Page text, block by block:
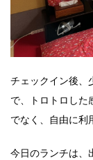
チェックイン後、
で、トロトロした
でなく、自由に利
今日のランチは、